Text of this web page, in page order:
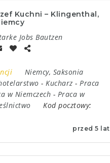
Kuchni – Klingenthal,
przed 5 lat
Jobs Bautzen
Niemcy, Saksonia
- Kucharz - Praca
w Niemczech - Praca w
Kod pocztowy: